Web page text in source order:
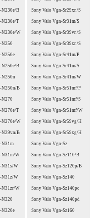
N230e/B
N230e/T
N230e/W
N250
N250e
N250e/B
N250n
N250n/B
N270
N270e/T
N270e/W
N29vn/B
N31m
N31m/W
N31s/W
N31z/W
N31zr/W
N320
N320e
Sony Vaio Vgn-Sr29xn/S
Sony Vaio Vgn-Sr31m/S
Sony Vaio Vgn-Sr39vn/S
Sony Vaio Vgn-Sr39xn/S
Sony Vaio Vgn-Sr41m/P
Sony Vaio Vgn-Sr41m/S
Sony Vaio Vgn-Sr41m/W
Sony Vaio Vgn-Sr51mf/P
Sony Vaio Vgn-Sr51mf/S
Sony Vaio Vgn-Sr51mf/W
Sony Vaio Vgn-Sr59vg/H
Sony Vaio Vgn-Sr59xg/H
Sony Vaio Vgn-Sz
Sony Vaio Vgn-Sz110/B
Sony Vaio Vgn-Sz120p/B
Sony Vaio Vgn-Sz140
Sony Vaio Vgn-Sz140pc
Sony Vaio Vgn-Sz140pd
Sony Vaio Vgn-Sz160